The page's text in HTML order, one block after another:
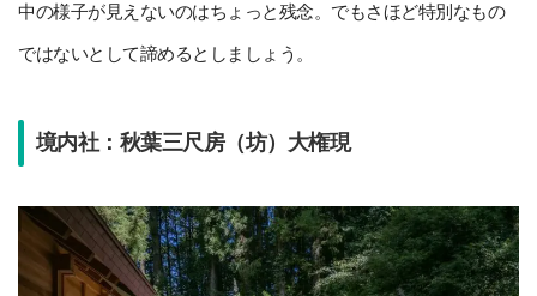
中の様子が見えないのはちょっと残念。でもさほど特別なもの
ではないとして諦めるとしましょう。
境内社：秋葉三尺房（坊）大権現